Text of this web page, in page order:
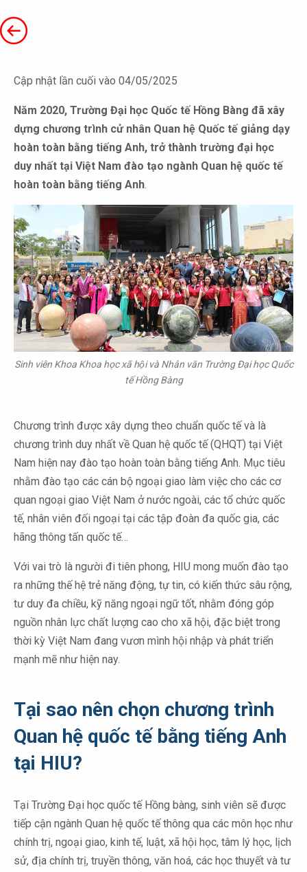
Cập nhật lần cuối vào 04/05/2025
Năm 2020, Trường Đại học Quốc tế Hồng Bàng đã xây
dựng chương trình cử nhân Quan hệ Quốc tế giảng dạy
hoàn toàn bằng tiếng Anh, trở thành trường đại học
duy nhất tại Việt Nam đào tạo ngành Quan hệ quốc tế
hoàn toàn bằng tiếng Anh.
Sinh viên Khoa Khoa học xã hội và Nhân văn Trường Đại học Quốc
tế Hồng Bàng
Chương trình được xây dựng theo chuẩn quốc tế và là
chương trình duy nhất về Quan hệ quốc tế (QHQT) tại Việt
Nam hiện nay đào tạo hoàn toàn bằng tiếng Anh. Mục tiêu
nhằm đào tạo các cán bộ ngoại giao làm việc cho các cơ
quan ngoại giao Việt Nam ở nước ngoài, các tổ chức quốc
tế, nhân viên đối ngoại tại các tập đoàn đa quốc gia, các
hãng thông tấn quốc tế…
Với vai trò là người đi tiên phong, HIU mong muốn đào tạo
ra những thế hệ trẻ năng động, tự tin, có kiến thức sâu rộng,
tư duy đa chiều, kỹ năng ngoại ngữ tốt, nhằm đóng góp
nguồn nhân lực chất lượng cao cho xã hội, đặc biệt trong
thời kỳ Việt Nam đang vươn mình hội nhập và phát triển
mạnh mẽ như hiện nay.
Tại sao nên chọn chương trình
Quan hệ quốc tế bằng tiếng Anh
tại HIU?
Tại Trường Đại học quốc tế Hồng bàng, sinh viên sẽ được
tiếp cận ngành Quan hệ quốc tế thông qua các môn học như
chính trị, ngoại giao, kinh tế, luật, xã hội học, tâm lý học, lịch
sử, địa chính trị, truyền thông, văn hoá, các học thuyết và tư